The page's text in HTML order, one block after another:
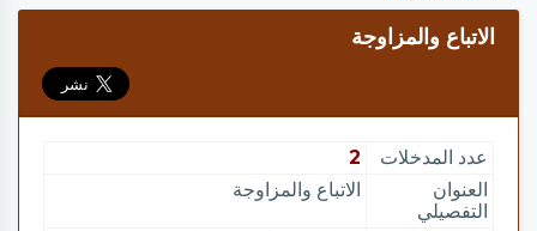
الاتباع والمزاوجة
عدد المدخلات
2
العنوان
التفصيلي
الاتباع والمزاوجة